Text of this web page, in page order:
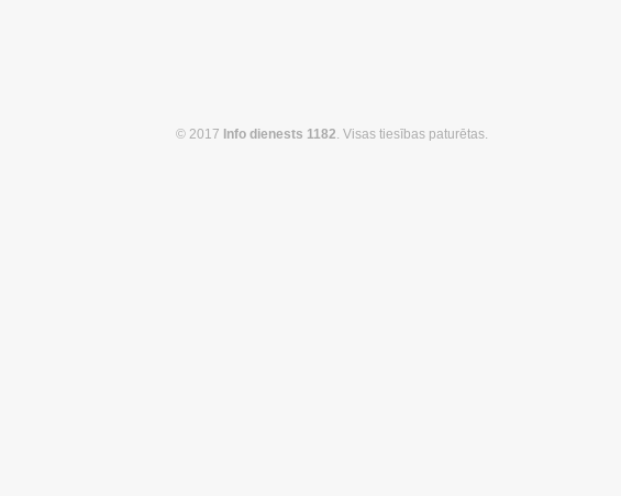
© 2017 Info dienests 1182. Visas tiesības paturētas.